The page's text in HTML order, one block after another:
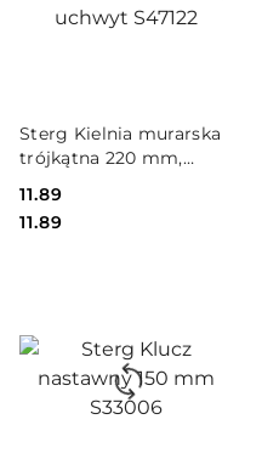
Sterg Kielnia murarska
trójkątna 220 mm,
drewniany uchwyt
S47122
Cena:
11.89
Cena:
11.89
DO KOSZYKA